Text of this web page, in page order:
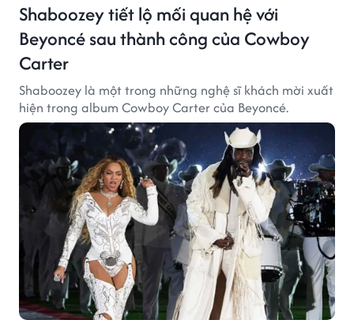
Shaboozey tiết lộ mối quan hệ với
Beyoncé sau thành công của Cowboy
Carter
Shaboozey là một trong những nghệ sĩ khách mời xuất
hiện trong album Cowboy Carter của Beyoncé.